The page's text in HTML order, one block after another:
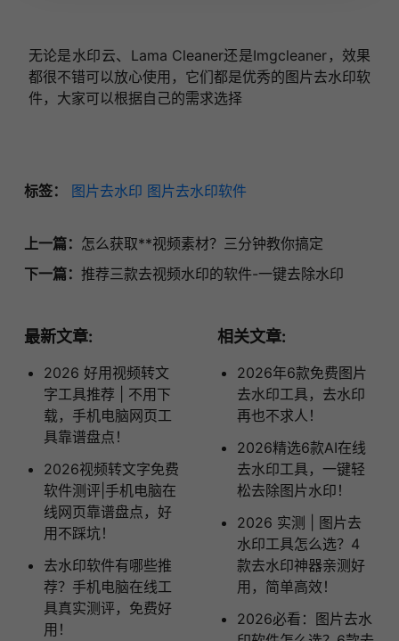
无论是水印云、Lama Cleaner还是Imgcleaner，效果
都很不错可以放心使用，它们都是优秀的图片去水印软
件，大家可以根据自己的需求选择
标签： 图片去水印 图片去水印软件
上一篇： 怎么获取**视频素材？三分钟教你搞定
下一篇： 推荐三款去视频水印的软件-一键去除水印
最新文章:
2026 好用视频转文
字工具推荐 | 不用下
载，手机电脑网页工
具靠谱盘点！
2026视频转文字免费
软件测评|手机电脑在
线网页靠谱盘点，好
用不踩坑！
去水印软件有哪些推
荐？手机电脑在线工
具真实测评，免费好
用！
相关文章:
2026年6款免费图片
去水印工具，去水印
再也不求人！
2026精选6款AI在线
去水印工具，一键轻
松去除图片水印！
2026 实测 | 图片去
水印工具怎么选？4
款去水印神器亲测好
用，简单高效！
2026必看：图片去水